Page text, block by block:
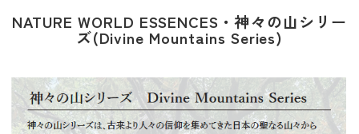
NATURE WORLD ESSENCES・神々の山シリー
ズ(Divine Mountains Series)